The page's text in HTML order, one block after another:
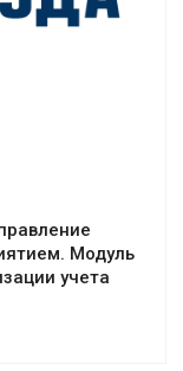
Модуль
учета